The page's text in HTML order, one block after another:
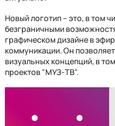
Новый логотип – это, в том
безграничными
графическом дизайне в
коммуникации. Он
визуальных концепций, в
проектов "МУЗ-ТВ".